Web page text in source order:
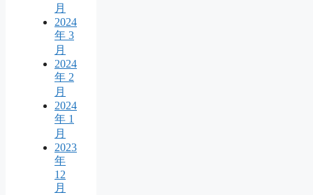
月
2024
年 3
月
2024
年 2
月
2024
年 1
月
2023
年
12
月